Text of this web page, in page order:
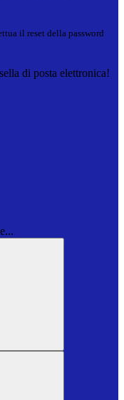
il reset della password
di posta elettronica!